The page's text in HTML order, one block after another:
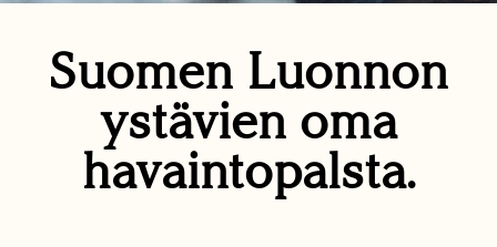
Suomen Luonnon
ystävien oma
havaintopalsta.